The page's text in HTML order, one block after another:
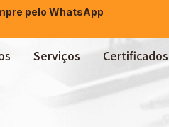
pelo WhatsApp
Serviços Certificados